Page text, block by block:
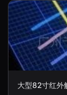
大型82寸红外